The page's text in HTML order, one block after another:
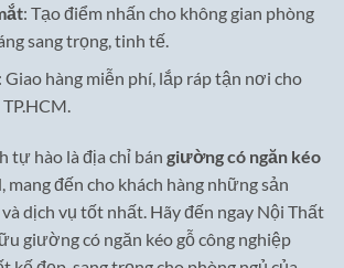
: Tạo điểm nhấn cho không gian phòng
sang trọng, tinh tế.
Giao hàng miễn phí, lắp ráp tận nơi cho
tự hào là địa chỉ bán giường có ngăn kéo
, mang đến cho khách hàng những sản
dịch vụ tốt nhất. Hãy đến ngay Nội Thất
giường có ngăn kéo gỗ công nghiệp